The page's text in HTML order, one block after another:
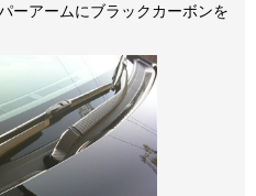
ーアームにブラックカーボンを